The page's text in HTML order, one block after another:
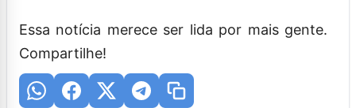
Essa notícia merece ser lida por mais gente.
Compartilhe!